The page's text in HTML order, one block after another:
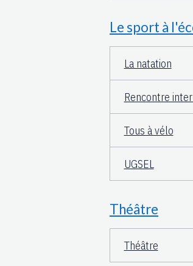
Le sport à
La natation
Rencontre
Tous à vélo
UGSEL
Théâtre
Théâtre